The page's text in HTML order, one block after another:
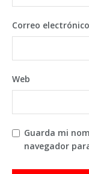
Correo electrónico
Web
Guarda mi
navegador